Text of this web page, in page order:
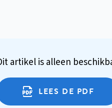
artikel is alleen
LEES DE PDF